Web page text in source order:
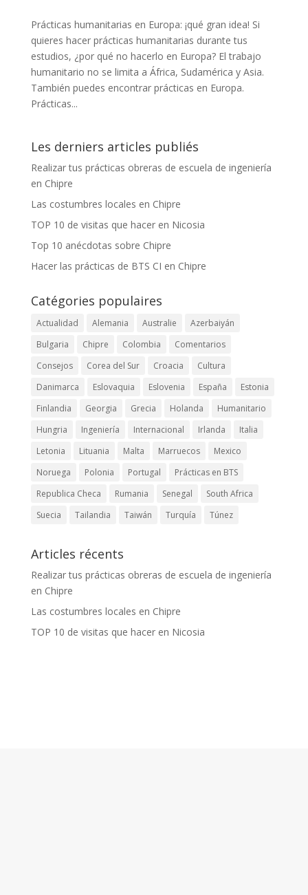
Prácticas humanitarias en Europa: ¡qué gran idea! Si
quieres hacer prácticas humanitarias durante tus
estudios, ¿por qué no hacerlo en Europa? El trabajo
humanitario no se limita a África, Sudamérica y Asia.
También puedes encontrar prácticas en Europa.
Prácticas...
Les derniers articles publiés
Realizar tus prácticas obreras de escuela de ingeniería
en Chipre
Las costumbres locales en Chipre
TOP 10 de visitas que hacer en Nicosia
Top 10 anécdotas sobre Chipre
Hacer las prácticas de BTS CI en Chipre
Catégories populaires
Actualidad Alemania Australie
Azerbaiyán
Bulgaria
Chipre Colombia
Comentarios
Consejos
Corea del Sur Croacia
Cultura
Danimarca
Eslovaquia Eslovenia España
Estonia
Finlandia
Georgia Grecia Holanda
Humanitario
Hungria
Ingeniería Internacional Irlanda
Italia
Letonia
Lituania Malta Marruecos
Mexico
Noruega
Polonia Portugal
Prácticas en BTS
Republica Checa
Rumania Senegal
South Africa
Suecia
Tailandia Taiwán Turquía Túnez
Articles récents
Realizar tus prácticas obreras de escuela de ingeniería
en Chipre
Las costumbres locales en Chipre
TOP 10 de visitas que hacer en Nicosia